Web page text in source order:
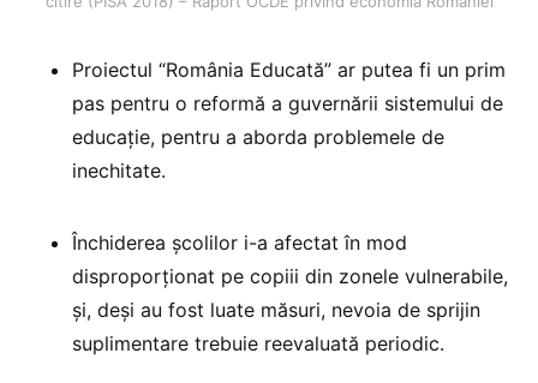
Proiectul “România Educată” ar putea fi un prim
pas pentru o reformă a guvernării sistemului de
educație, pentru a aborda problemele de
inechitate.
Închiderea școlilor i-a afectat în mod
disproporționat pe copiii din zonele vulnerabile,
și, deși au fost luate măsuri, nevoia de sprijin
suplimentare trebuie reevaluată periodic.